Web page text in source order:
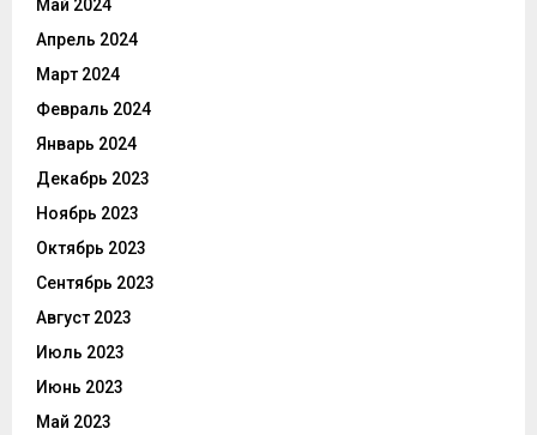
Май 2024
Апрель 2024
Март 2024
Февраль 2024
Январь 2024
Декабрь 2023
Ноябрь 2023
Октябрь 2023
Сентябрь 2023
Август 2023
Июль 2023
Июнь 2023
Май 2023